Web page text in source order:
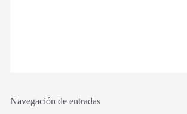
Navegación de entradas